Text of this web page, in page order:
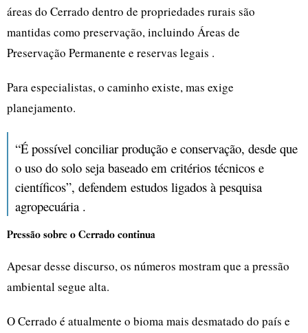
áreas do Cerrado dentro de propriedades rurais são
mantidas como preservação, incluindo Áreas de
Preservação Permanente e reservas legais .
Para especialistas, o caminho existe, mas exige
planejamento.
“É possível conciliar produção e conservação, desde que
o uso do solo seja baseado em critérios técnicos e
científicos”, defendem estudos ligados à pesquisa
agropecuária .
Pressão sobre o Cerrado continua
Apesar desse discurso, os números mostram que a pressão
ambiental segue alta.
O Cerrado é atualmente o bioma mais desmatado do país e